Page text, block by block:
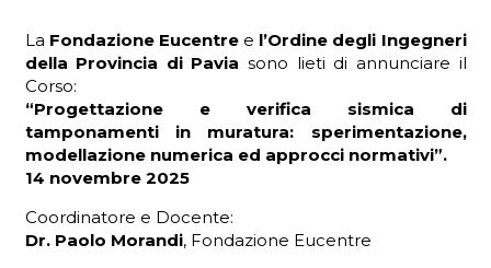
La Fondazione Eucentree l’Ordine degli Ingegneri
della Provincia di Pavia sono lieti di annunciare il
Corso:
“Progettazione e verifica sismica di
tamponamenti in muratura: sperimentazione,
modellazione numerica ed approcci normativi”.
14 novembre 2025
Coordinatore e Docente:
Dr. Paolo Morandi, Fondazione Eucentre